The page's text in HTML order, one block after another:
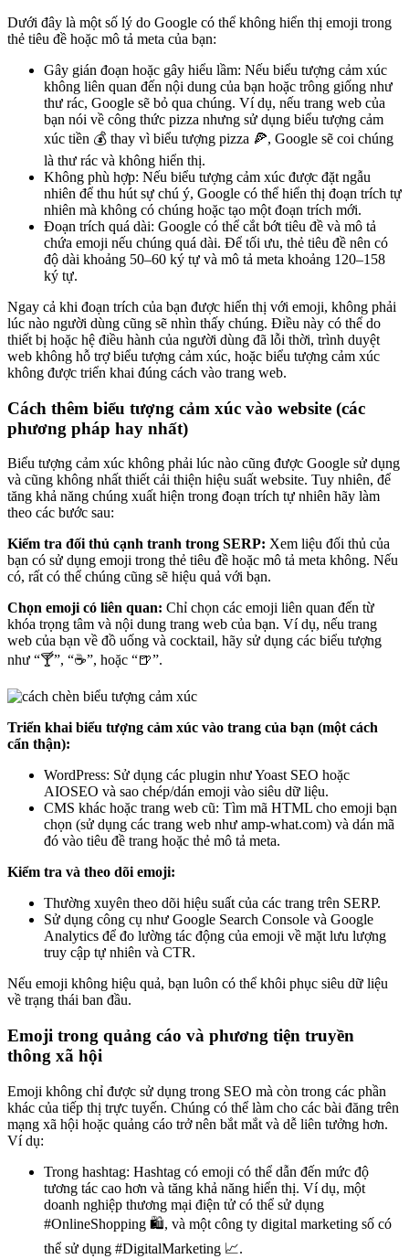
Dưới đây là một số lý do Google có thể không hiển thị emoji trong
thẻ tiêu đề hoặc mô tả meta của bạn:
Gây gián đoạn hoặc gây hiểu lầm: Nếu biểu tượng cảm xúc
không liên quan đến nội dung của bạn hoặc trông giống như
thư rác, Google sẽ bỏ qua chúng. Ví dụ, nếu trang web của
bạn nói về công thức pizza nhưng sử dụng biểu tượng cảm
xúc tiền 💰 thay vì biểu tượng pizza 🍕, Google sẽ coi chúng
là thư rác và không hiển thị.
Không phù hợp: Nếu biểu tượng cảm xúc được đặt ngẫu
nhiên để thu hút sự chú ý, Google có thể hiển thị đoạn trích tự
nhiên mà không có chúng hoặc tạo một đoạn trích mới.
Đoạn trích quá dài: Google có thể cắt bớt tiêu đề và mô tả
chứa emoji nếu chúng quá dài. Để tối ưu, thẻ tiêu đề nên có
độ dài khoảng 50–60 ký tự và mô tả meta khoảng 120–158
ký tự.
Ngay cả khi đoạn trích của bạn được hiển thị với emoji, không phải
lúc nào người dùng cũng sẽ nhìn thấy chúng. Điều này có thể do
thiết bị hoặc hệ điều hành của người dùng đã lỗi thời, trình duyệt
web không hỗ trợ biểu tượng cảm xúc, hoặc biểu tượng cảm xúc
không được triển khai đúng cách vào trang web.
Cách thêm biểu tượng cảm xúc vào website (các
phương pháp hay nhất)
Biểu tượng cảm xúc không phải lúc nào cũng được Google sử dụng
và cũng không nhất thiết cải thiện hiệu suất website. Tuy nhiên, để
tăng khả năng chúng xuất hiện trong đoạn trích tự nhiên hãy làm
theo các bước sau:
Kiểm tra đối thủ cạnh tranh trong SERP: Xem liệu đối thủ của
bạn có sử dụng emoji trong thẻ tiêu đề hoặc mô tả meta không. Nếu
có, rất có thể chúng cũng sẽ hiệu quả với bạn.
Chọn emoji có liên quan: Chỉ chọn các emoji liên quan đến từ
khóa trọng tâm và nội dung trang web của bạn. Ví dụ, nếu trang
web của bạn về đồ uống và cocktail, hãy sử dụng các biểu tượng
như “🍸”, “☕”, hoặc “🍺”.
Triển khai biểu tượng cảm xúc vào trang của bạn (một cách
cẩn thận):
WordPress: Sử dụng các plugin như Yoast SEO hoặc
AIOSEO và sao chép/dán emoji vào siêu dữ liệu.
CMS khác hoặc trang web cũ: Tìm mã HTML cho emoji bạn
chọn (sử dụng các trang web như amp-what.com) và dán mã
đó vào tiêu đề trang hoặc thẻ mô tả meta.
Kiểm tra và theo dõi emoji:
Thường xuyên theo dõi hiệu suất của các trang trên SERP.
Sử dụng công cụ như Google Search Console và Google
Analytics để đo lường tác động của emoji về mặt lưu lượng
truy cập tự nhiên và CTR.
Nếu emoji không hiệu quả, bạn luôn có thể khôi phục siêu dữ liệu
về trạng thái ban đầu.
Emoji trong quảng cáo và phương tiện truyền
thông xã hội
Emoji không chỉ được sử dụng trong SEO mà còn trong các phần
khác của tiếp thị trực tuyến. Chúng có thể làm cho các bài đăng trên
mạng xã hội hoặc quảng cáo trở nên bắt mắt và dễ liên tưởng hơn.
Ví dụ:
Trong hashtag: Hashtag có emoji có thể dẫn đến mức độ
tương tác cao hơn và tăng khả năng hiển thị. Ví dụ, một
doanh nghiệp thương mại điện tử có thể sử dụng
#OnlineShopping 🛍️, và một công ty digital marketing số có
thể sử dụng #DigitalMarketing 📈.